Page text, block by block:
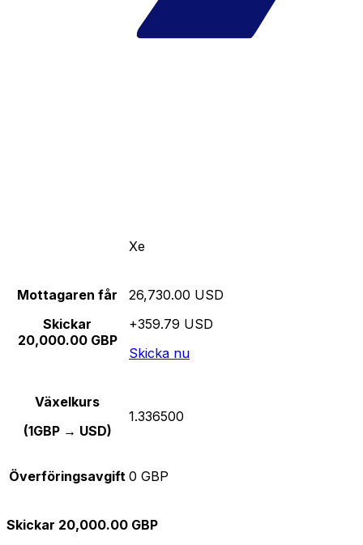
Xe
Mottagaren får
Skickar
20,000.00 GBP
26,730.00 USD
+359.79 USD
Skicka nu
Växelkurs
(1GBP → USD)
1.336500
Överföringsavgift 0 GBP
Skickar 20,000.00 GBP